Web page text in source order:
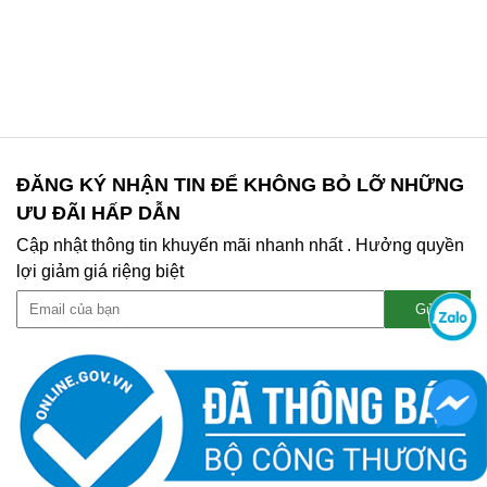
ĐĂNG KÝ NHẬN TIN ĐỂ KHÔNG BỎ LỠ NHỮNG
ƯU ĐÃI HẤP DẪN
Cập nhật thông tin khuyến mãi nhanh nhất . Hưởng quyền
lợi giảm giá riệng biệt